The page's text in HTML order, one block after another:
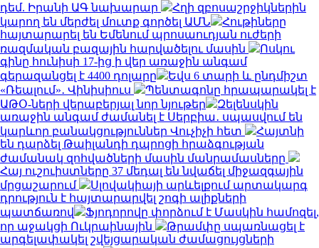
դեմ. Իրանի ԱԳ նախարար
Հղի զբոսաշրջիկներին
կարող են մերժել մուտք գործել ԱՄՆ
Հութիները
հայտարարել են Եմենում պրոսաուդյան ուժերի
ռազմական բազային հարվածելու մասին
Ոսկու
գինը հունիսի 17-ից ի վեր առաջին անգամ
գերազանցել է 4400 դոլարը
Եվս 6 տարի և ընդմիշտ
«Ռեալում»․ Վինիսիուս
Պենտագոնը հրապարակել է
ԱԹՕ-ների վերաբերյալ նոր նյութեր
Զելենսկին
առաջին անգամ ժամանել է Սերբիա․ սպասվում են
կարևոր բանակցություններ Վուչիչի հետ
Հայտնի
են դարձել Թաիլանդի դպրոցի հրաձգության
ժամանակ զոհվածների մասին մանրամասները
Հայ ուշուիստները 37 մեդալ են նվաճել միջազգային
մրցաշարում
Սլովակիայի արևելքում արտակարգ
դրություն է հայտարարվել շոգի ալիքների
պատճառով
Ֆյոդորովը փորձում է Մասկին համոզել,
որ աջակցի Ուկրաինային
Թրամփը սպառնացել է
արգելափակել շվեյցարական ժամացույցների